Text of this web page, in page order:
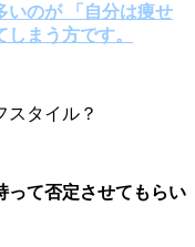
いのが 「自分は痩せ
まう方です。
スタイル？
て否定させてもらい